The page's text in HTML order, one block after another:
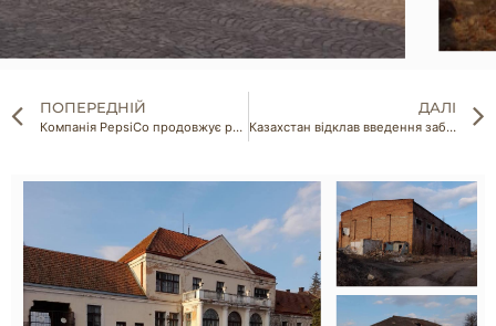
ПОПЕРЕДНІЙ
Компанія PepsiCo продовжує роботу на росії та використовує при цьому українські бренди
ДАЛІ
Казахстан відклав введення заборони на імпорт російського зерна автотранспортом